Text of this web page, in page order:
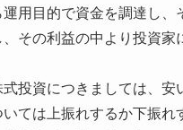
用目的で資金を調達し
その利益の中より投資
投資につきましては、
ては上振れするか下振